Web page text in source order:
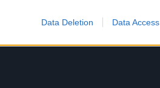
Data Deletion Data Access